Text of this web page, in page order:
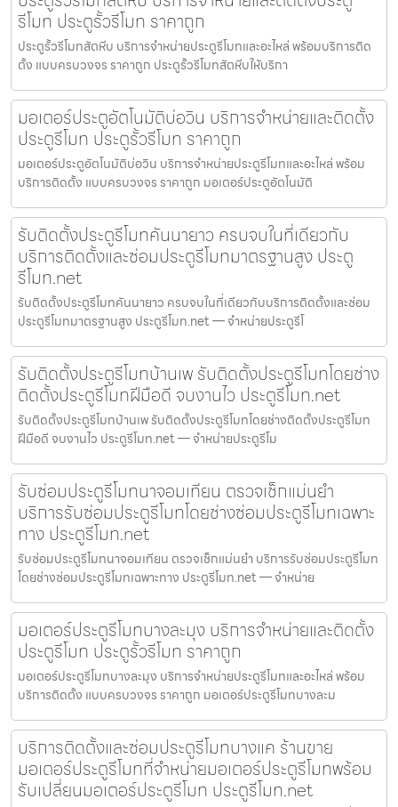
รีโมท ประตูรั้วรีโมท ราคาถูก
ประตูรั้วรีโมทสัตหีบ บริการจำหน่ายประตูรีโมทและอะไหล่ พร้อมบริการติด
ตั้ง แบบครบวงจร ราคาถูก ประตูรั้วรีโมทสัตหีบให้บริกา
มอเตอร์ประตูอัตโนมัติบ่อวิน บริการจำหน่ายและติดตั้ง
ประตูรีโมท ประตูรั้วรีโมท ราคาถูก
มอเตอร์ประตูอัตโนมัติบ่อวิน บริการจำหน่ายประตูรีโมทและอะไหล่ พร้อม
บริการติดตั้ง แบบครบวงจร ราคาถูก มอเตอร์ประตูอัตโนมัติ
รับติดตั้งประตูรีโมทคันนายาว ครบจบในที่เดียวกับ
บริการติดตั้งและซ่อมประตูรีโมทมาตรฐานสูง ประตู
รีโมท.net
รับติดตั้งประตูรีโมทคันนายาว ครบจบในที่เดียวกับบริการติดตั้งและซ่อม
ประตูรีโมทมาตรฐานสูง ประตูรีโมท.net — จำหน่ายประตูรีโ
รับติดตั้งประตูรีโมทบ้านเพ รับติดตั้งประตูรีโมทโดยช่าง
ติดตั้งประตูรีโมทฝีมือดี จบงานไว ประตูรีโมท.net
รับติดตั้งประตูรีโมทบ้านเพ รับติดตั้งประตูรีโมทโดยช่างติดตั้งประตูรีโมท
ฝีมือดี จบงานไว ประตูรีโมท.net — จำหน่ายประตูรีโม
รับซ่อมประตูรีโมทนาจอมเทียน ตรวจเช็กแม่นยำ
บริการรับซ่อมประตูรีโมทโดยช่างซ่อมประตูรีโมทเฉพาะ
ทาง ประตูรีโมท.net
รับซ่อมประตูรีโมทนาจอมเทียน ตรวจเช็กแม่นยำ บริการรับซ่อมประตูรีโมท
โดยช่างซ่อมประตูรีโมทเฉพาะทาง ประตูรีโมท.net — จำหน่าย
มอเตอร์ประตูรีโมทบางละมุง บริการจำหน่ายและติดตั้ง
ประตูรีโมท ประตูรั้วรีโมท ราคาถูก
มอเตอร์ประตูรีโมทบางละมุง บริการจำหน่ายประตูรีโมทและอะไหล่ พร้อม
บริการติดตั้ง แบบครบวงจร ราคาถูก มอเตอร์ประตูรีโมทบางละม
บริการติดตั้งและซ่อมประตูรีโมทบางแค ร้านขาย
มอเตอร์ประตูรีโมทที่จำหน่ายมอเตอร์ประตูรีโมทพร้อม
รับเปลี่ยนมอเตอร์ประตูรีโมท ประตูรีโมท.net